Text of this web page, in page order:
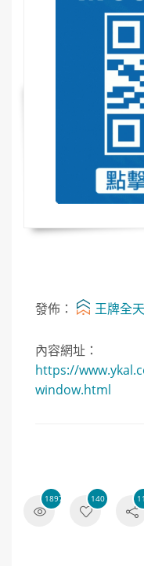
發佈： 王牌全
內容網址：
https://
window.html
18971 140